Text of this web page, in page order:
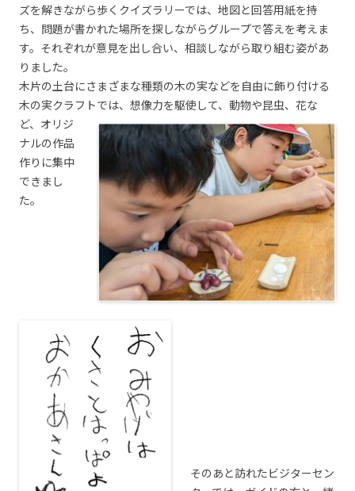
ズを解きながら歩くクイズラリーでは、地図と回答用紙を持
ち、問題が書かれた場所を探しながらグループで答えを考えま
す。それぞれが意見を出し合い、相談しながら取り組む姿があ
りました。
木片の土台にさまざまな種類の木の実などを自由に飾り付ける
木の実クラフトでは、想像力を駆使して、動物や昆虫、花な
ど、オリジ
ナルの作品
作りに集中
できまし
た。
そのあと訪れたビジターセン